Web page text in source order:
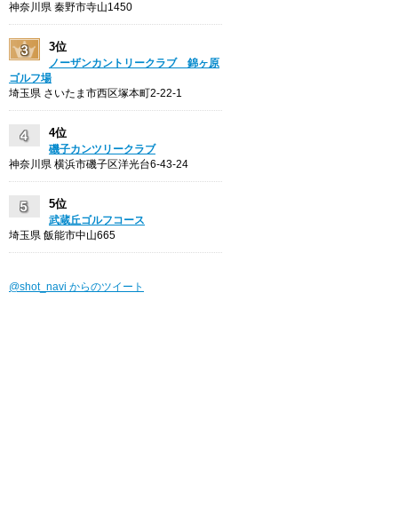
神奈川県 秦野市寺山1450
3位
ノーザンカントリークラブ 錦ヶ原
ゴルフ場
埼玉県 さいたま市西区塚本町2-22-1
4位
磯子カンツリークラブ
神奈川県 横浜市磯子区洋光台6-43-24
5位
武蔵丘ゴルフコース
埼玉県 飯能市中山665
@shot_navi からのツイート